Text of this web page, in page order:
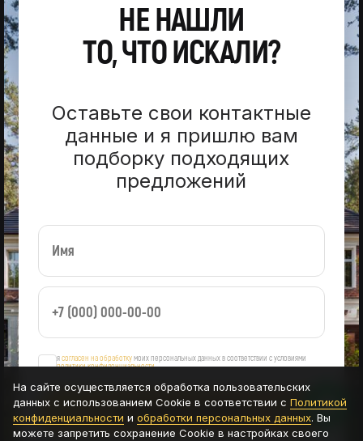
НЕ НАШЛИ
ТО, ЧТО ИСКАЛИ?
Оставьте свои контактные
данные и я пришлю вам
подборку подходящих
предложений
ясогласен на обработкумоих персональных данных в соответствии с условиями
политики конфиденциальности
ОСТАВИТЬ ЗАЯВКУ
На сайте осуществляется обработка пользовательских
данных с использованием Cookie в соответствии с Политикой
конфиденциальности и обработки персональных данных. Вы
можете запретить сохранение Cookie в настройках своего